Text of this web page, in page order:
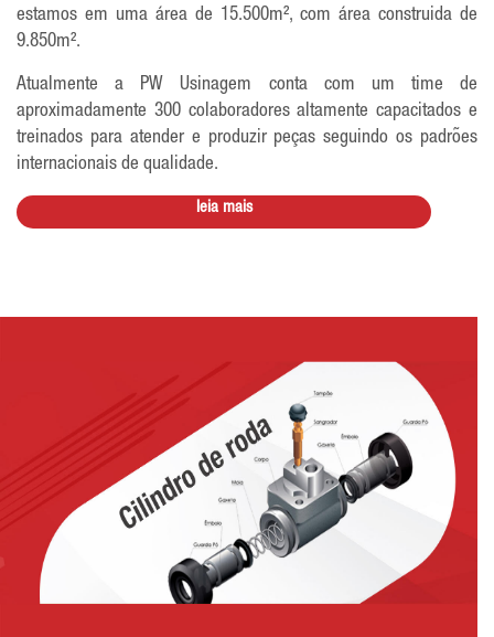
estamos em uma área de 15.500m², com área construida de
9.850m².
Atualmente a PW Usinagem conta com um time de
aproximadamente 300 colaboradores altamente capacitados e
treinados para atender e produzir peças seguindo os padrões
internacionais de qualidade.
leia mais